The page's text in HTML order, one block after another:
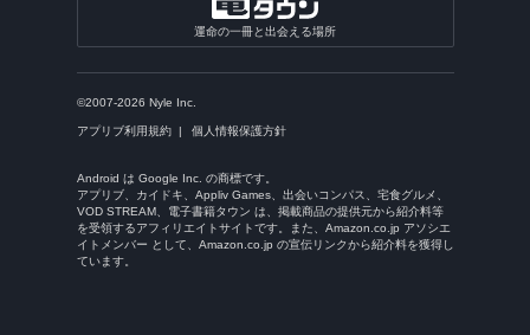
運命の一冊と出会える場所
©2007-2026 Nyle Inc.
アプリブ利用規約 個人情報保護方針
Android は Google Inc. の商標です。
アプリブ、カイドキ、Appliv Games、出会いコンパス、宅食グルメ、
VOD STREAM、電子書籍タウン は、掲載商品の提供元から紹介料等
を受領するアフィリエイトサイトです。また、Amazon.co.jp アソシエ
イトメンバー として、Amazon.co.jp の宣伝リンクから紹介料を獲得し
ています。